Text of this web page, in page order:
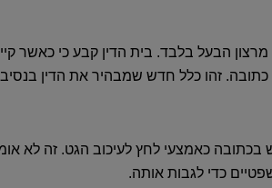
הבעל בלבד‏.‏ בית הדין קבע כי כאשר
זהו כלל חדש שמבהיר את הדין
בכתובה כאמצעי לחץ לעיכוב הגט‏.‏ זה לא
כדי לגבות אותה‏.‏